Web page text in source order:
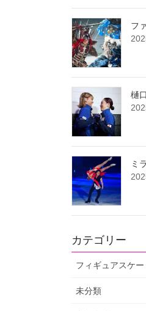
フ
樋
ミ
カテゴリー
フィギュアスケー
未分類